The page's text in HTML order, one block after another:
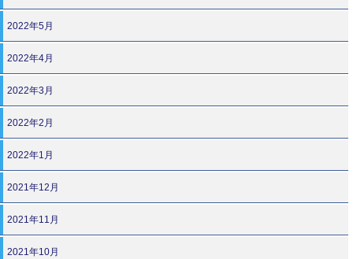
2022年5月
2022年4月
2022年3月
2022年2月
2022年1月
2021年12月
2021年11月
2021年10月